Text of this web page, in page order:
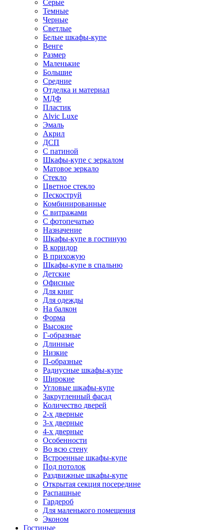
Серые
Темные
Черные
Светлые
Белые шкафы-купе
Венге
Размер
Маленькие
Большие
Средние
Отделка и материал
МДФ
Пластик
Alvic Luxe
Эмаль
Акрил
ДСП
С патиной
Шкафы-купе с зеркалом
Матовое зеркало
Стекло
Цветное стекло
Пескоструй
Комбинированные
С витражами
С фотопечатью
Назначение
Шкафы-купе в гостиную
В коридор
В прихожую
Шкафы-купе в спальню
Детские
Офисные
Для книг
Для одежды
На балкон
Форма
Высокие
Г-образные
Длинные
Низкие
П-образные
Радиусные шкафы-купе
Широкие
Угловые шкафы-купе
Закругленный фасад
Количество дверей
2-х дверные
3-х дверные
4-х дверные
Особенности
Во всю стену
Встроенные шкафы-купе
Под потолок
Раздвижные шкафы-купе
Открытая секция посередине
Распашные
Гардероб
Для маленького помещения
Эконом
Гостиные